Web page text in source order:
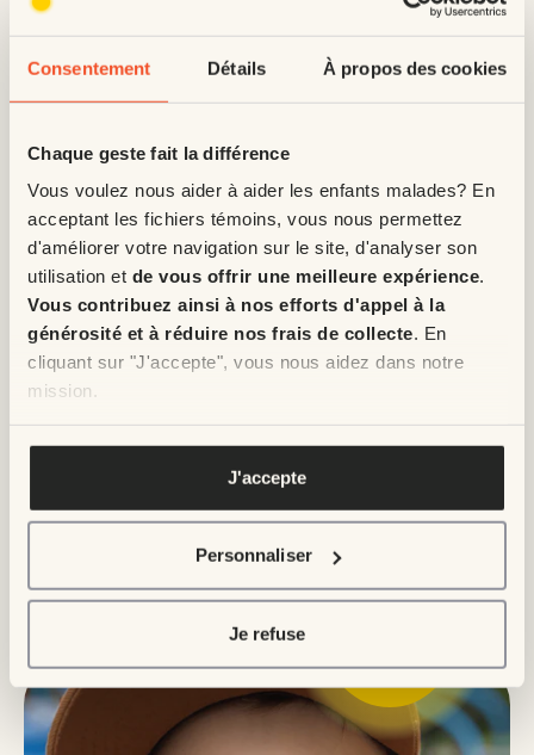
Consentement Détails À propos des cookies
Chaque geste fait la différence
Vous voulez nous aider à aider les enfants malades? En
acceptant les fichiers témoins, vous nous permettez
d'améliorer votre navigation sur le site, d'analyser son
utilisation et de vous offrir une meilleure expérience.
Vous contribuez ainsi à nos efforts d'appel à la
générosité et à réduire nos frais de collecte. En
cliquant sur "J'accepte", vous nous aidez dans notre
mission.
Pour en savoir plus, veuillez voir notrepolitique de
J'accepte
Personnaliser
Je refuse
– 1 450 $
Centre multiservices de Rimouski – 7
Hôpital régional de Rimouski – 1 540
$
Centre hospitalier régional du
Grand-Portage – 35 700 $